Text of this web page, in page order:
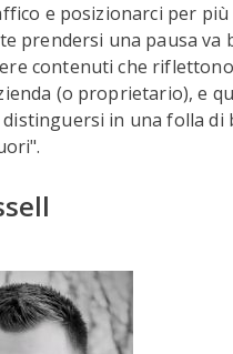
e posizionarci per più
prendersi una pausa va
contenuti che
(o proprietario), e
in una folla di